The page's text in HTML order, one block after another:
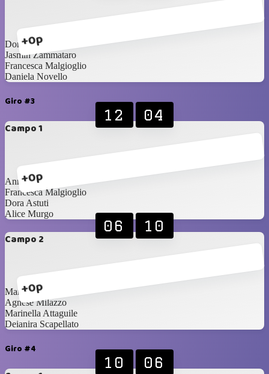
+0p
Dora Astuti
Jasmin Zammataro
Francesca Malgioglio
Daniela Novello
Giro #3
Campo 1
+0p
12 04
Annalisa Marletta
Francesca Malgioglio
Dora Astuti
Alice Murgo
Campo 2
+0p
06 10
Maria Palermo
Agnese Milazzo
Marinella Attaguile
Deianira Scapellato
Giro #4
10 06